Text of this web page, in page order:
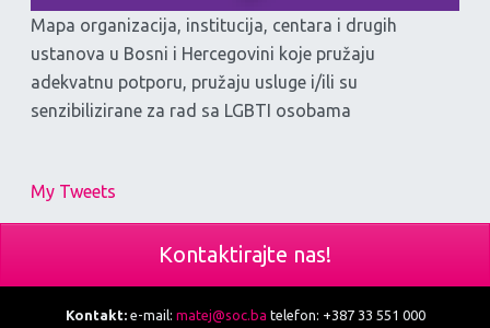
Mapa organizacija, institucija, centara i drugih
ustanova u Bosni i Hercegovini koje pružaju
adekvatnu potporu, pružaju usluge i/ili su
senzibilizirane za rad sa LGBTI osobama
My Tweets
Kontaktirajte nas!
Kontakt:e-mail: matej@soc.ba telefon: +387 33 551 000